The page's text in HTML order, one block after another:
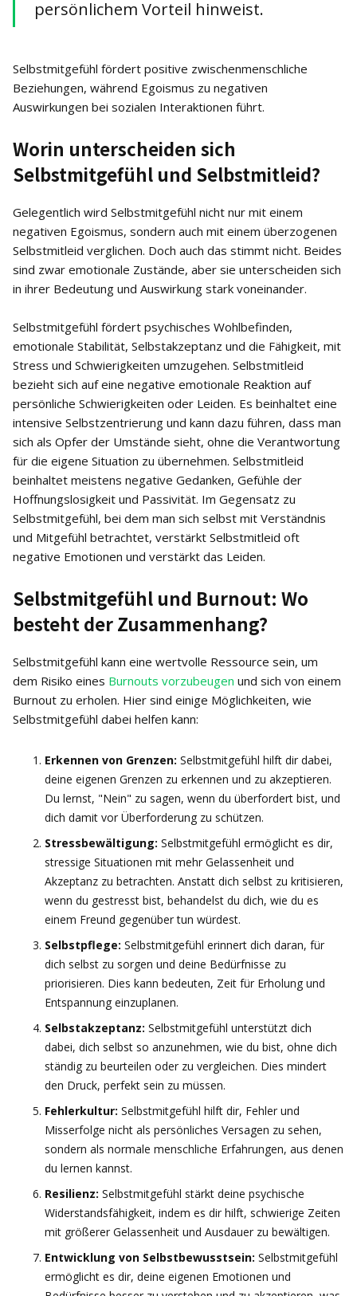
persönlichem Vorteil hinweist.
Selbstmitgefühl fördert positive zwischenmenschliche
Beziehungen, während Egoismus zu negativen
Auswirkungen bei sozialen Interaktionen führt.
Worin unterscheiden sich
Selbstmitgefühl und Selbstmitleid?
Gelegentlich wird Selbstmitgefühl nicht nur mit einem
negativen Egoismus, sondern auch mit einem überzogenen
Selbstmitleid verglichen. Doch auch das stimmt nicht. Beides
sind zwar emotionale Zustände, aber sie unterscheiden sich
in ihrer Bedeutung und Auswirkung stark voneinander.
Selbstmitgefühl fördert psychisches Wohlbefinden,
emotionale Stabilität, Selbstakzeptanz und die Fähigkeit, mit
Stress und Schwierigkeiten umzugehen. Selbstmitleid
bezieht sich auf eine negative emotionale Reaktion auf
persönliche Schwierigkeiten oder Leiden. Es beinhaltet eine
intensive Selbstzentrierung und kann dazu führen, dass man
sich als Opfer der Umstände sieht, ohne die Verantwortung
für die eigene Situation zu übernehmen. Selbstmitleid
beinhaltet meistens negative Gedanken, Gefühle der
Hoffnungslosigkeit und Passivität. Im Gegensatz zu
Selbstmitgefühl, bei dem man sich selbst mit Verständnis
und Mitgefühl betrachtet, verstärkt Selbstmitleid oft
negative Emotionen und verstärkt das Leiden.
Selbstmitgefühl und Burnout: Wo
besteht der Zusammenhang?
Selbstmitgefühl kann eine wertvolle Ressource sein, um
dem Risiko eines Burnouts vorzubeugen und sich von einem
Burnout zu erholen. Hier sind einige Möglichkeiten, wie
Selbstmitgefühl dabei helfen kann:
Erkennen von Grenzen: Selbstmitgefühl hilft dir dabei,
deine eigenen Grenzen zu erkennen und zu akzeptieren.
Du lernst, "Nein" zu sagen, wenn du überfordert bist, und
dich damit vor Überforderung zu schützen.
Stressbewältigung: Selbstmitgefühl ermöglicht es dir,
stressige Situationen mit mehr Gelassenheit und
Akzeptanz zu betrachten. Anstatt dich selbst zu kritisieren,
wenn du gestresst bist, behandelst du dich, wie du es
einem Freund gegenüber tun würdest.
Selbstpflege: Selbstmitgefühl erinnert dich daran, für
dich selbst zu sorgen und deine Bedürfnisse zu
priorisieren. Dies kann bedeuten, Zeit für Erholung und
Entspannung einzuplanen.
Selbstakzeptanz: Selbstmitgefühl unterstützt dich
dabei, dich selbst so anzunehmen, wie du bist, ohne dich
ständig zu beurteilen oder zu vergleichen. Dies mindert
den Druck, perfekt sein zu müssen.
Fehlerkultur: Selbstmitgefühl hilft dir, Fehler und
Misserfolge nicht als persönliches Versagen zu sehen,
sondern als normale menschliche Erfahrungen, aus denen
du lernen kannst.
Resilienz: Selbstmitgefühl stärkt deine psychische
Widerstandsfähigkeit, indem es dir hilft, schwierige Zeiten
mit größerer Gelassenheit und Ausdauer zu bewältigen.
Entwicklung von Selbstbewusstsein: Selbstmitgefühl
ermöglicht es dir, deine eigenen Emotionen und